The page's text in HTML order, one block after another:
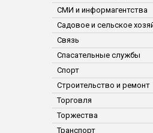
СМИ и информагентства
Садовое и сельское
Связь
Спасательные службы
Спорт
Строительство и ремонт
Торговля
Торжества
Транспорт